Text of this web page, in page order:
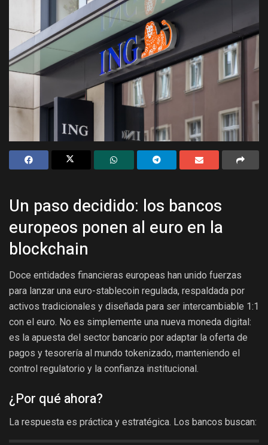
Un paso decidido: los bancos
europeos ponen al euro en la
blockchain
Doce entidades financieras europeas han unido fuerzas
para lanzar una euro-stablecoin regulada, respaldada por
activos tradicionales y diseñada para ser intercambiable 1:1
con el euro. No es simplemente una nueva moneda digital:
es la apuesta del sector bancario por adaptar la oferta de
pagos y tesorería al mundo tokenizado, manteniendo el
control regulatorio y la confianza institucional.
¿Por qué ahora?
La respuesta es práctica y estratégica. Los bancos buscan: